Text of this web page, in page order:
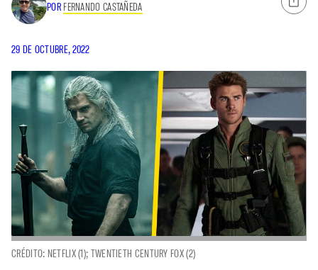
POR FERNANDO CASTAÑEDA
29 DE OCTUBRE, 2022
CRÉDITO: NETFLIX (1); TWENTIETH CENTURY FOX (2)